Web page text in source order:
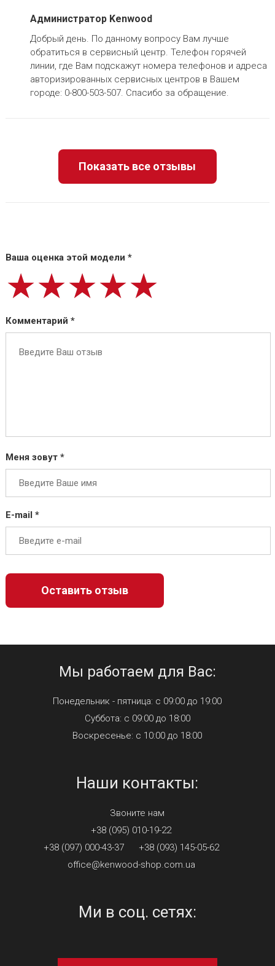
Администратор Kenwood
Добрый день. По данному вопросу Вам лучше
обратиться в сервисный центр. Телефон горячей
линии, где Вам подскажут номера телефонов и адреса
авторизированных сервисных центров в Вашем
городе: 0-800-503-507. Спасибо за обращение.
Показать все отзывы
Ваша оценка этой модели *
★★★★★
★★★★★
★★★★★
Комментарий *
Меня зовут *
E-mail *
Мы работаем для Вас:
Понедельник - пятница: с 09:00 до 19:00
Суббота: с 09:00 до 18:00
Воскресенье: с 10:00 до 18:00
Наши контакты:
Звоните нам
+38 (095) 010-19-22
+38 (097) 000-43-37
+38 (093) 145-05-62
office@kenwood-shop.com.ua
Ми в соц. сетях: